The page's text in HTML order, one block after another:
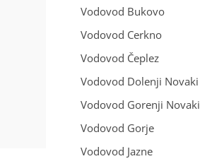
Vodovod Bukovo
Vodovod Cerkno
Vodovod Čeplez
Vodovod Dolenji Novaki
Vodovod Gorenji Novaki
Vodovod Gorje
Vodovod Jazne